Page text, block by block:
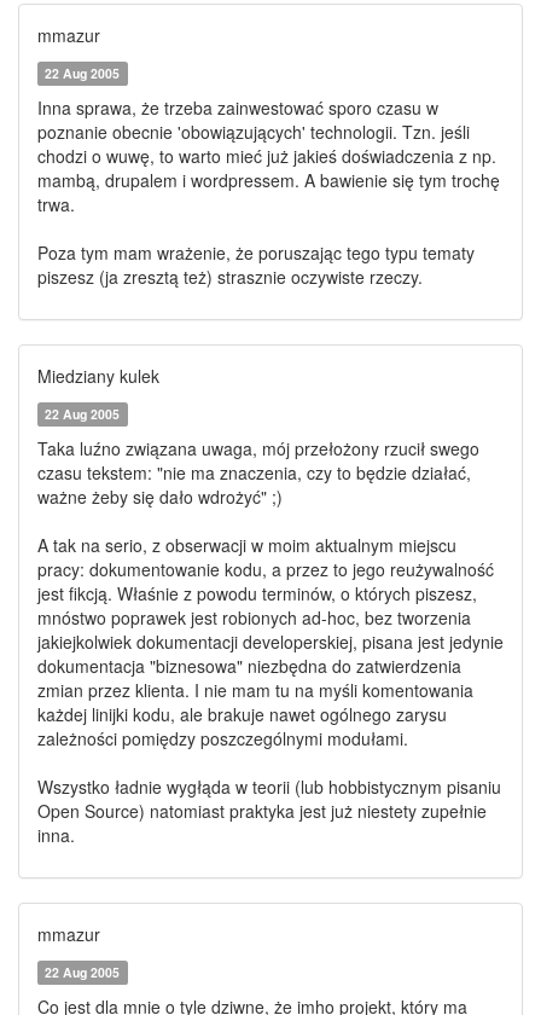
mmazur
22 Aug 2005
Inna sprawa, że trzeba zainwestować sporo czasu w
poznanie obecnie 'obowiązujących' technologii. Tzn. jeśli
chodzi o wuwę, to warto mieć już jakieś doświadczenia z np.
mambą, drupalem i wordpressem. A bawienie się tym trochę
trwa.
Poza tym mam wrażenie, że poruszając tego typu tematy
piszesz (ja zresztą też) strasznie oczywiste rzeczy.
Miedziany kulek
22 Aug 2005
Taka luźno związana uwaga, mój przełożony rzucił swego
czasu tekstem: "nie ma znaczenia, czy to będzie działać,
ważne żeby się dało wdrożyć" ;)
A tak na serio, z obserwacji w moim aktualnym miejscu
pracy: dokumentowanie kodu, a przez to jego reużywalność
jest fikcją. Właśnie z powodu terminów, o których piszesz,
mnóstwo poprawek jest robionych ad-hoc, bez tworzenia
jakiejkolwiek dokumentacji developerskiej, pisana jest jedynie
dokumentacja "biznesowa" niezbędna do zatwierdzenia
zmian przez klienta. I nie mam tu na myśli komentowania
każdej linijki kodu, ale brakuje nawet ogólnego zarysu
zależności pomiędzy poszczególnymi modułami.
Wszystko ładnie wygłąda w teorii (lub hobbistycznym pisaniu
Open Source) natomiast praktyka jest już niestety zupełnie
inna.
mmazur
22 Aug 2005
Co jest dla mnie o tyle dziwne, że imho projekt, który ma